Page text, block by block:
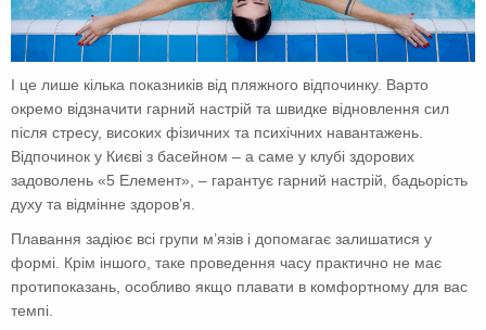
І це лише кілька показників від пляжного відпочинку. Варто
окремо відзначити гарний настрій та швидке відновлення сил
після стресу, високих фізичних та психічних навантажень.
Відпочинок у Києві з басейном – а саме у клубі здорових
задоволень «5 Елемент», – гарантує гарний настрій, бадьорість
духу та відмінне здоров’я.
Плавання задіює всі групи м’язів і допомагає залишатися у
формі. Крім іншого, таке проведення часу практично не має
протипоказань, особливо якщо плавати в комфортному для вас
темпі.